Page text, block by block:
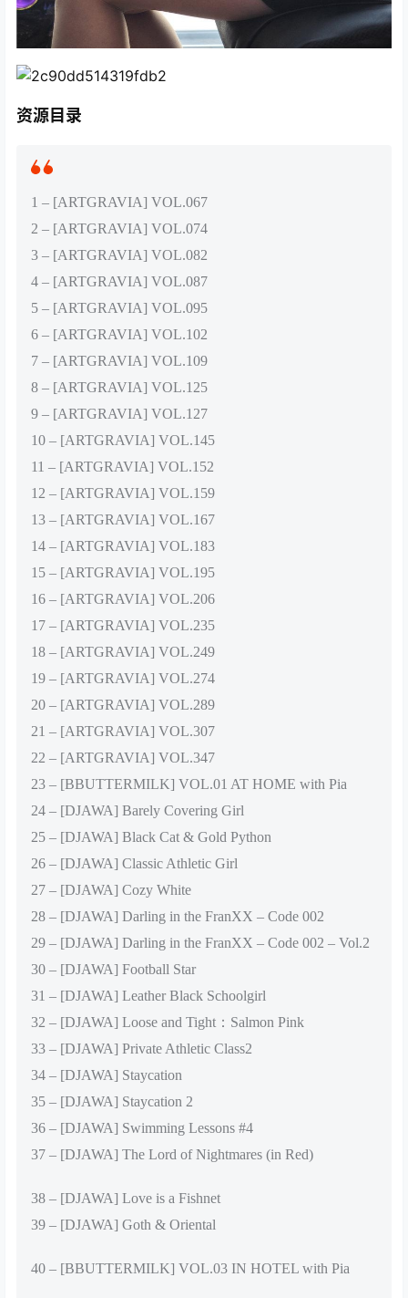
资源目录
1 – [ARTGRAVIA] VOL.067
2 – [ARTGRAVIA] VOL.074
3 – [ARTGRAVIA] VOL.082
4 – [ARTGRAVIA] VOL.087
5 – [ARTGRAVIA] VOL.095
6 – [ARTGRAVIA] VOL.102
7 – [ARTGRAVIA] VOL.109
8 – [ARTGRAVIA] VOL.125
9 – [ARTGRAVIA] VOL.127
10 – [ARTGRAVIA] VOL.145
11 – [ARTGRAVIA] VOL.152
12 – [ARTGRAVIA] VOL.159
13 – [ARTGRAVIA] VOL.167
14 – [ARTGRAVIA] VOL.183
15 – [ARTGRAVIA] VOL.195
16 – [ARTGRAVIA] VOL.206
17 – [ARTGRAVIA] VOL.235
18 – [ARTGRAVIA] VOL.249
19 – [ARTGRAVIA] VOL.274
20 – [ARTGRAVIA] VOL.289
21 – [ARTGRAVIA] VOL.307
22 – [ARTGRAVIA] VOL.347
23 – [BBUTTERMILK] VOL.01 AT HOME with Pia
24 – [DJAWA] Barely Covering Girl
25 – [DJAWA] Black Cat & Gold Python
26 – [DJAWA] Classic Athletic Girl
27 – [DJAWA] Cozy White
28 – [DJAWA] Darling in the FranXX – Code 002
29 – [DJAWA] Darling in the FranXX – Code 002 – Vol.2
30 – [DJAWA] Football Star
31 – [DJAWA] Leather Black Schoolgirl
32 – [DJAWA] Loose and Tight：Salmon Pink
33 – [DJAWA] Private Athletic Class2
34 – [DJAWA] Staycation
35 – [DJAWA] Staycation 2
36 – [DJAWA] Swimming Lessons #4
37 – [DJAWA] The Lord of Nightmares (in Red)
38 – [DJAWA] Love is a Fishnet
39 – [DJAWA] Goth & Oriental
40 – [BBUTTERMILK] VOL.03 IN HOTEL with Pia